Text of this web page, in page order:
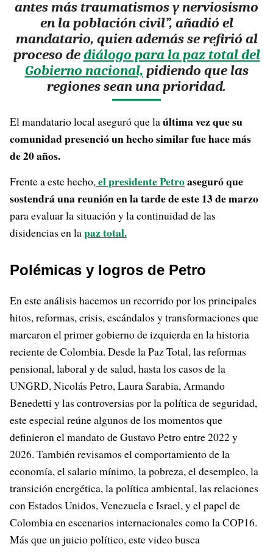
antes más traumatismos y nerviosismo
en la población civil”, añadió el
mandatario, quien además se refirió al
proceso dediálogo para la paz total del
Gobierno nacional, pidiendo que las
regiones sean una prioridad.
El mandatario local aseguró que laúltima vez que su
comunidad presenció un hecho similar fue hace más
de 20 años.
Frente a este hecho,el presidente Petroaseguró que
sostendrá una reunión en la tarde de este 13 de marzo
para evaluar la situación y la continuidad de las
disidencias en lapaz total.
Polémicas y logros de Petro
En este análisis hacemos un recorrido por los principales
hitos, reformas, crisis, escándalos y transformaciones que
marcaron el primer gobierno de izquierda en la historia
reciente de Colombia. Desde la Paz Total, las reformas
pensional, laboral y de salud, hasta los casos de la
UNGRD, Nicolás Petro, Laura Sarabia, Armando
Benedetti y las controversias por la política de seguridad,
este especial reúne algunos de los momentos que
definieron el mandato de Gustavo Petro entre 2022 y
2026. También revisamos el comportamiento de la
economía, el salario mínimo, la pobreza, el desempleo, la
transición energética, la política ambiental, las relaciones
con Estados Unidos, Venezuela e Israel, y el papel de
Colombia en escenarios internacionales como la COP16.
Más que un juicio político, este video busca